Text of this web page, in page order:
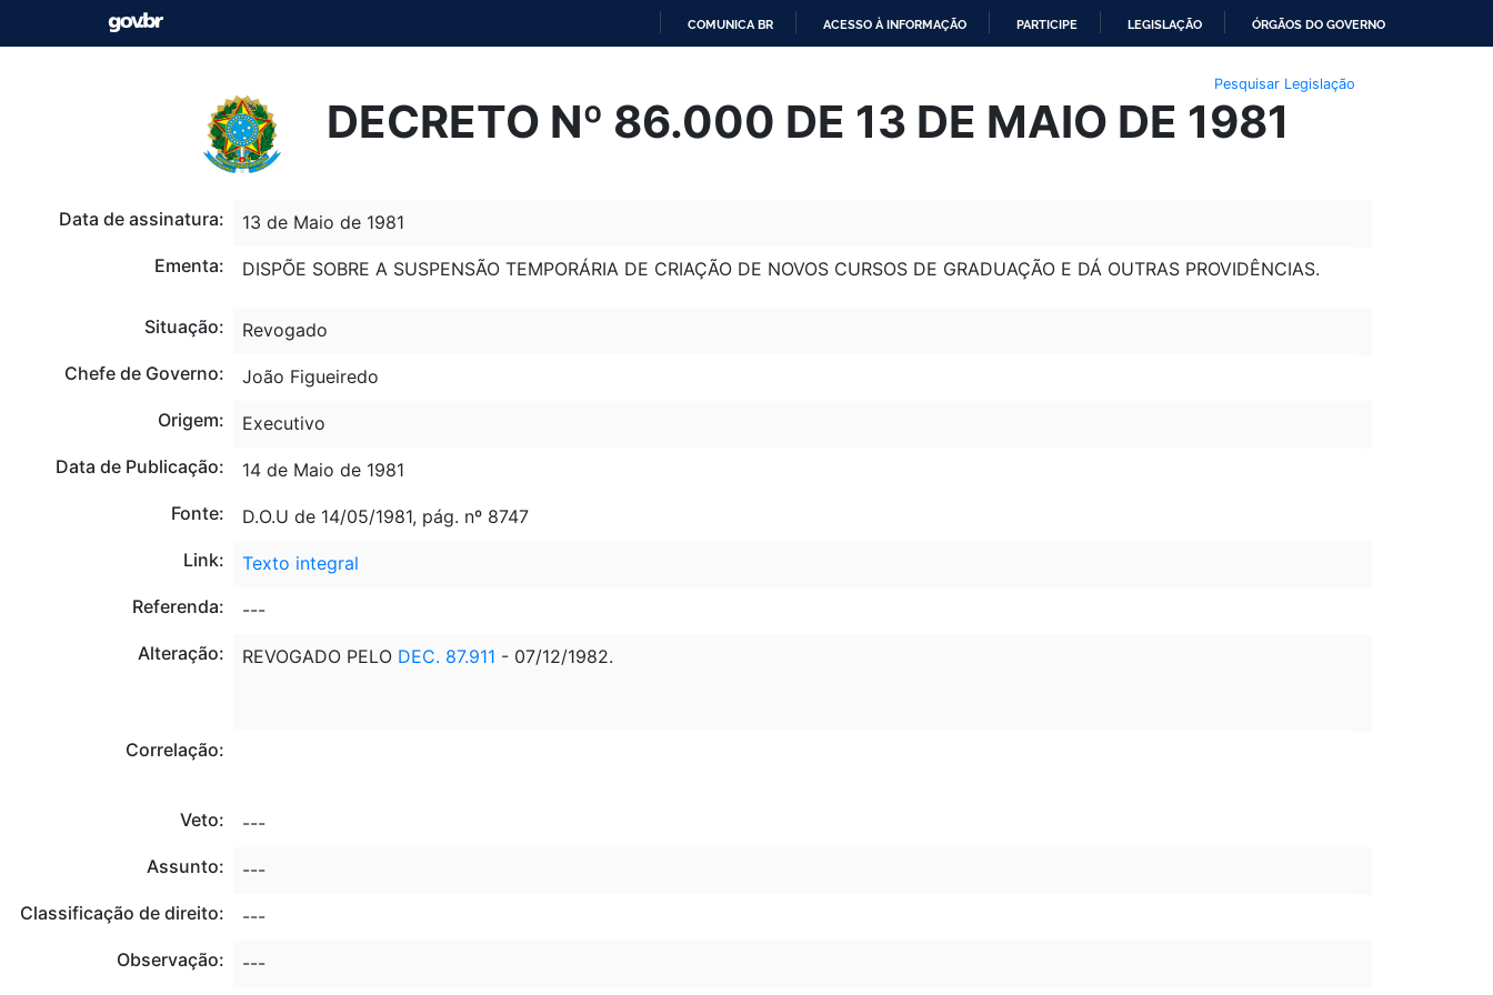
O
CONTEÚDO
COMUNICA BR ACESSO À INFORMAÇÃO PARTICIPE LEGISLAÇÃO ÓRGÃOS DO GOVERNO
Pesquisar Legislação
DECRETO Nº 86.000 DE 13 DE MAIO DE 1981
Data de assinatura:
13 de Maio de 1981
Ementa:
DISPÕE SOBRE A SUSPENSÃO TEMPORÁRIA DE CRIAÇÃO DE NOVOS CURSOS DE GRADUAÇÃO E DÁ OUTRAS PROVIDÊNCIAS.
Situação:
Revogado
Chefe de Governo:
João Figueiredo
Origem:
Executivo
Data de Publicação:
14 de Maio de 1981
Fonte:
D.O.U de 14/05/1981, pág. nº 8747
Link:
Texto integral
Referenda:
---
Alteração:
REVOGADO PELO DEC. 87.911 - 07/12/1982.
Correlação:
Veto:
---
Assunto:
---
Classificação de direito:
---
Observação:
---